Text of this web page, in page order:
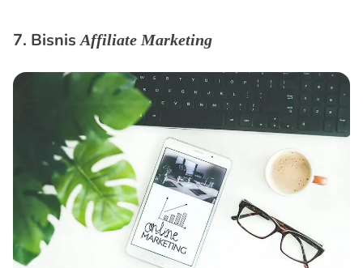
7. BisnisAffiliate Marketing